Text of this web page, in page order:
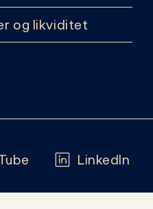
og likviditet
LinkedIn